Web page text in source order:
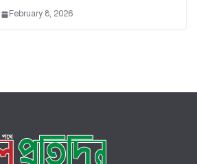
February 8, 2026